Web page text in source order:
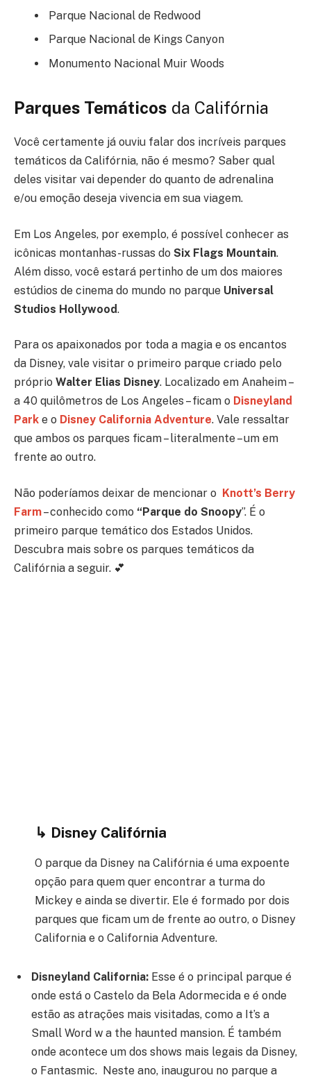
Parque Nacional de Redwood
Parque Nacional de Kings Canyon
Monumento Nacional Muir Woods
Parques Temáticos da Califórnia
Você certamente já ouviu falar dos incríveis parques
temáticos da Califórnia, não é mesmo? Saber qual
deles visitar vai depender do quanto de adrenalina
e/ou emoção deseja vivencia em sua viagem.
Em Los Angeles, por exemplo, é possível conhecer as
icônicas montanhas-russas do Six Flags Mountain.
Além disso, você estará pertinho de um dos maiores
estúdios de cinema do mundo no parque Universal
Studios Hollywood.
Para os apaixonados por toda a magia e os encantos
da Disney, vale visitar o primeiro parque criado pelo
próprio Walter Elias Disney. Localizado em Anaheim –
a 40 quilômetros de Los Angeles – ficam o Disneyland
Park e o Disney California Adventure. Vale ressaltar
que ambos os parques ficam – literalmente – um em
frente ao outro.
Não poderíamos deixar de mencionar o Knott’s Berry
Farm– conhecido como “Parque do Snoopy”. É o
primeiro parque temático dos Estados Unidos.
Descubra mais sobre os parques temáticos da
Califórnia a seguir. 💕
↳ Disney Califórnia
O parque da Disney na Califórnia é uma expoente
opção para quem quer encontrar a turma do
Mickey e ainda se divertir. Ele é formado por dois
parques que ficam um de frente ao outro, o Disney
California e o California Adventure.
Disneyland California: Esse é o principal parque é
onde está o Castelo da Bela Adormecida e é onde
estão as atrações mais visitadas, como a It’s a
Small Word w a the haunted mansion. É também
onde acontece um dos shows mais legais da Disney,
o Fantasmic. Neste ano, inaugurou no parque a